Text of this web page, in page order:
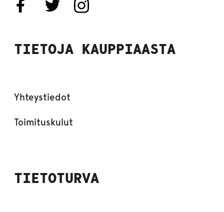
TIETOJA KAUPPIAASTA
Yhteystiedot
Toimituskulut
TIETOTURVA